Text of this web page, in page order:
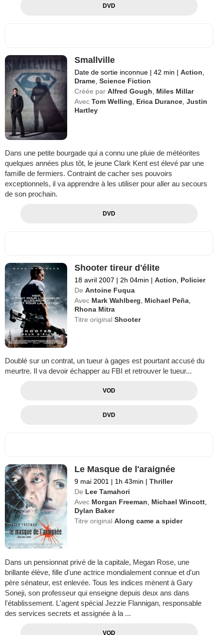
DVD
Smallville
Date de sortie inconnue | 42 min | Action
Drame ,Science Fiction
Créée par Alfred Gough
Miles Millar
Avec Tom Welling Erica Durance ,Justin
Hartley
Dans une petite bourgade qui a connu une pluie de météorites
quelques années plus tôt, le jeune Clark Kent est élevé par une
famille de fermiers. Contraint de cacher ses pouvoirs
exceptionnels, il va apprendre à les utiliser pour aller au secours
de son prochain.
DVD
Shooter tireur d'élite
18 avril 2007 | 2h 04min | Action
Policier
De Antoine Fuqua
Avec Mark Wahlberg Michael Peña
Rhona Mitra
Titre originalShooter
Doublé sur un contrat, un tueur à gages est pourtant accusé du
meurtre. Il va devoir échapper au FBI et retrouver le tueur...
VOD
DVD
Le Masque de l'araignée
9 mai 2001 | 1h 43min | Thriller
De Lee Tamahori
Avec Morgan Freeman Michael Wincott
Dylan Baker
Titre originalAlong came a spider
Dans un pensionnat privé de la capitale, Megan Rose, une
brillante élève, fille d'une actrice mondialement connue et d'un
père sénateur, est enlevée. Tous les indices mènent à Gary
Soneji, son professeur qui enseigne depuis deux ans dans
l'établissement. L'agent spécial Jezzie Flannigan, responsable
des services secrets et assignée à la ...
VOD